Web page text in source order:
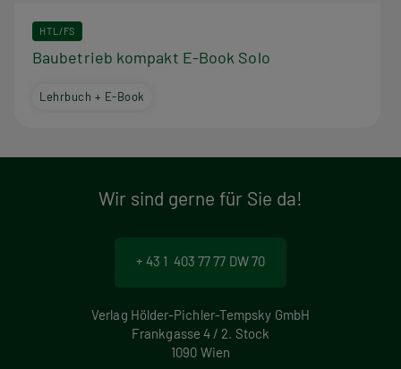
HTL/FS
Baubetrieb kompakt E-Book Solo
Lehrbuch + E-Book
Wir sind gerne für Sie da!
+ 43 1 403 77 77 DW 70
Verlag Hölder-Pichler-Tempsky GmbH
Frankgasse 4 / 2. Stock
1090 Wien